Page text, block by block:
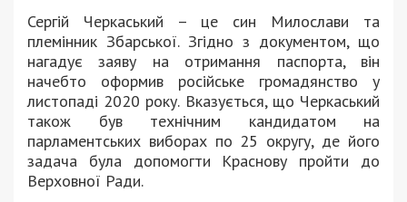
Сергій Черкаський – це син Милослави та
племінник Збарської. Згідно з документом, що
нагадує заяву на отримання паспорта, він
начебто оформив російське громадянство у
листопаді 2020 року. Вказується, що Черкаський
також був технічним кандидатом на
парламентських виборах по 25 округу, де його
задача була допомогти Краснову пройти до
Верховної Ради.